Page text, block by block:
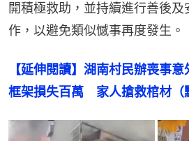
開積極救助，並持續進行善後
作，以避免類似憾事再度發生。
【延伸閱讀】湖南村民辦喪事
框架損失百萬　家人搶救棺材（